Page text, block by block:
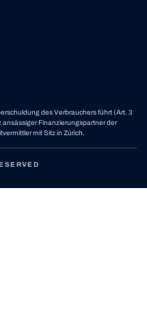
des Verbrauchers führt (Art. 3
ansässiger Finanzierungspartner der
mit Sitz in Zürich.